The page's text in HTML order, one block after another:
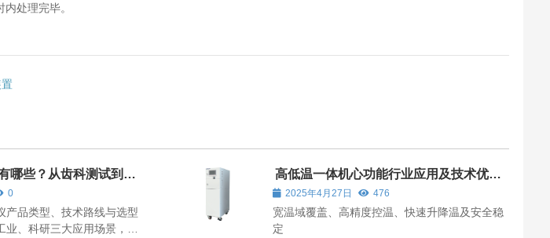
处理完毕。
哪些？从齿科测试到工
析
0
产品类型、技术路线与选型
、科研三大应用场景，自
高低温一体机心功能行业应用及技术优势
分析2025年4月27日 476
宽温域覆盖、高精度控温、快速升降温及安全稳
定